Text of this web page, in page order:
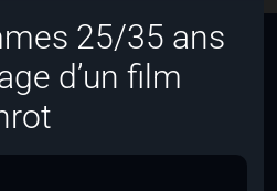
25/35 ans
d’un film